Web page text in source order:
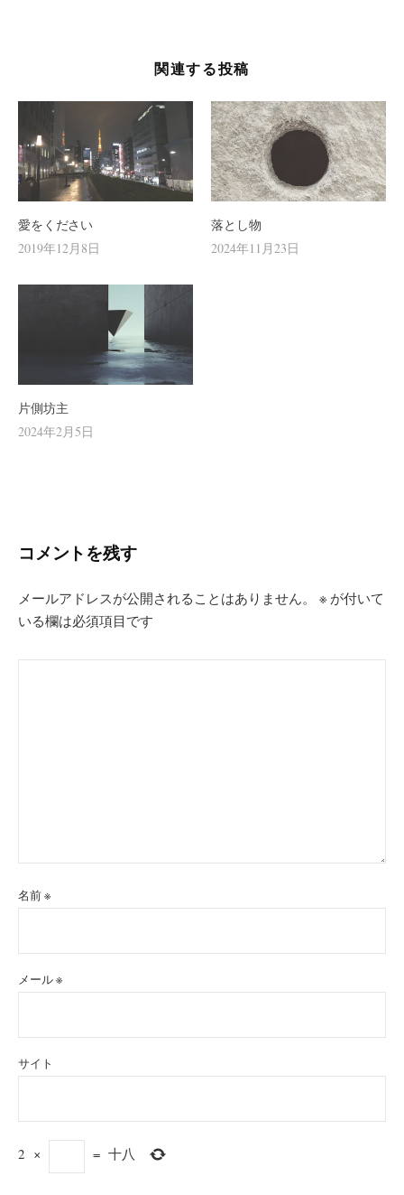
関連する投稿
愛をください
2019年12月8日
落とし物
2024年11月23日
片側坊主
2024年2月5日
コメントを残す
メールアドレスが公開されることはありません。 ※ が付いて
いる欄は必須項目です
名前※
メール※
サイト
2 × = 十八